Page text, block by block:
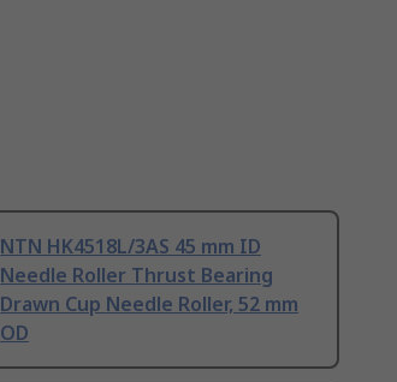
NTN HK4518L/3AS 45 mm ID
Needle Roller Thrust Bearing
Drawn Cup Needle Roller, 52 mm
OD